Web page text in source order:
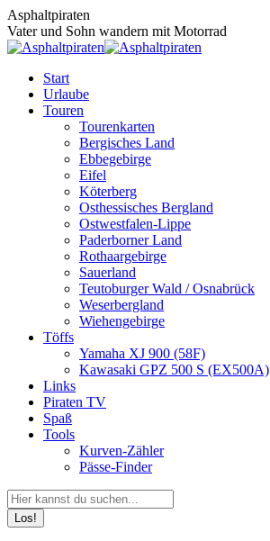
Zum
Inhalt
springen
Asphaltpiraten
Vater und Sohn wandern mit Motorrad
Start
Urlaube
Touren
Tourenkarten
Bergisches Land
Ebbegebirge
Eifel
Köterberg
Osthessisches Bergland
Ostwestfalen-Lippe
Paderborner Land
Rothaargebirge
Sauerland
Teutoburger Wald / Osnabrück
Weserbergland
Wiehengebirge
Töffs
Yamaha XJ 900 (58F)
Kawasaki GPZ 500 S (EX500A)
Links
Piraten TV
Spaß
Tools
Kurven-Zähler
Pässe-Finder
Search: